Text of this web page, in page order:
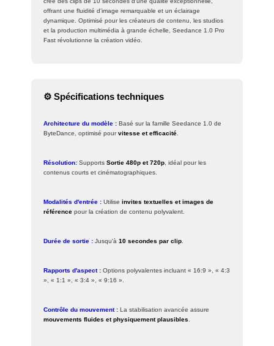
offrant une fluidité d'image remarquable et un éclairage
dynamique. Optimisé pour les créateurs de contenu, les studios
et la production multimédia à grande échelle, Seedance 1.0 Pro
Fast révolutionne la création vidéo.
⚙️ Spécifications techniques
Architecture du modèle : Basé sur la famille Seedance 1.0 de
ByteDance, optimisé pourvitesse et efficacité.
Résolution: SupportsSortie 480p et 720p, idéal pour les
contenus courts et cinématographiques.
Modalités d'entrée : Utiliseinvites textuelles et images de
référence pour la création de contenu polyvalent.
Durée de sortie : Jusqu'à10 secondes par clip.
Rapports d'aspect : Options polyvalentes incluant « 16:9 », « 4:3
», « 1:1 », « 3:4 », « 9:16 ».
Contrôle du mouvement : La stabilisation avancée assure
mouvements fluides et physiquement plausibles.